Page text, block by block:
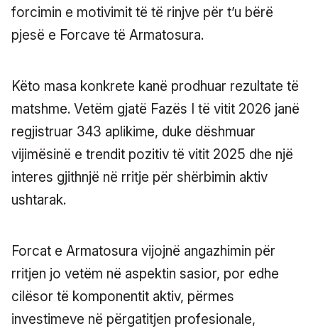
forcimin e motivimit të të rinjve për t’u bërë
pjesë e Forcave të Armatosura.
Këto masa konkrete kanë prodhuar rezultate të
matshme. Vetëm gjatë Fazës I të vitit 2026 janë
regjistruar 343 aplikime, duke dëshmuar
vijimësinë e trendit pozitiv të vitit 2025 dhe një
interes gjithnjë në rritje për shërbimin aktiv
ushtarak.
Forcat e Armatosura vijojnë angazhimin për
rritjen jo vetëm në aspektin sasior, por edhe
cilësor të komponentit aktiv, përmes
investimeve në përgatitjen profesionale,